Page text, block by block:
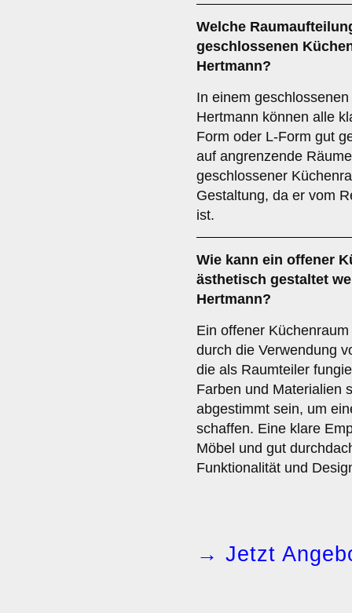
Welche
geschlossenen
Hertmann?
In einem
Hertmann können alle
Form oder L-Form gut
auf angrenzende
geschlossener
Gestaltung, da er vom
ist.
Wie kann ein offener
ästhetisch gestaltet
Hertmann?
Ein offener
durch die Verwendung
die als Raumteiler
Farben und Materialien
abgestimmt sein, um
schaffen. Eine klare
Möbel und gut
Funktionalität und
→ Jetzt